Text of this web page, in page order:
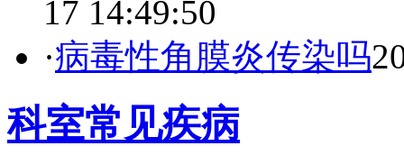
17 14:49:50
·病毒性角膜炎传染吗
科室常见疾病